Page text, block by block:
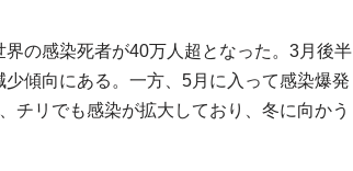
の感染死者が40万人超となった。3月後半
傾向にある。一方、5月に入って感染爆発
チリでも感染が拡大しており、冬に向かう